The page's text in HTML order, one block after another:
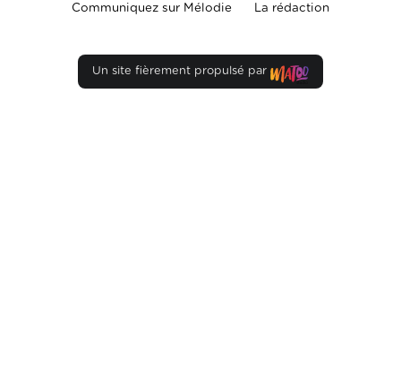
Communiquez sur Mélodie La rédaction
Un site fièrement propulsé par